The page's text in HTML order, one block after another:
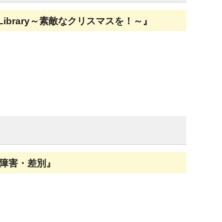
～素敵なクリスマスを！～』
害・差別』